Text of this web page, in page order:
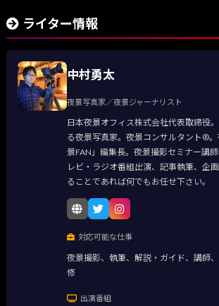
ライター情報
中村勇太
夜景写真家／夜景ジャーナリスト
日本夜景オフィス株式会社代表取締役
る夜景写真家。夜景コンサルタント®
景FAN」編集長。夜景撮影セミナー講
レビ・ラジオ番組出演、記事執筆、企
ることであれば何でもお任せ下さい。
対応可能な仕事
夜景撮影、執筆、解説・ガイド、講師
修
出演番組